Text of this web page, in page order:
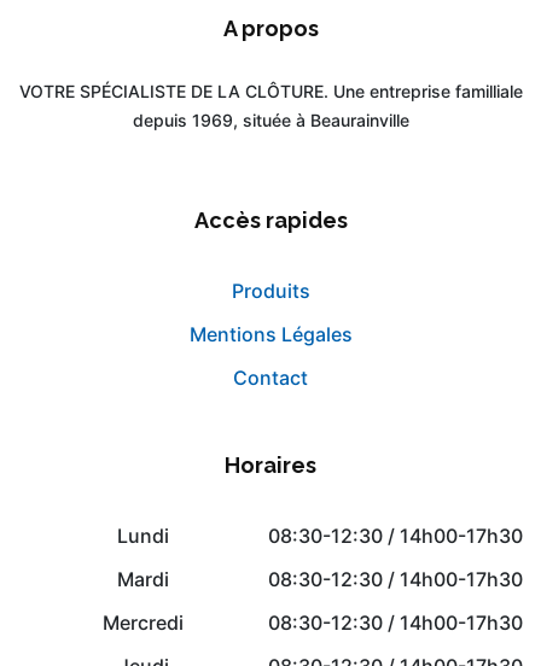
A propos
VOTRE SPÉCIALISTE DE LA CLÔTURE. Une entreprise familliale
depuis 1969, située à Beaurainville
Accès rapides
Produits
Mentions Légales
Contact
Horaires
Lundi
08:30-12:30 / 14h00-17h30
Mardi
08:30-12:30 / 14h00-17h30
Mercredi
08:30-12:30 / 14h00-17h30